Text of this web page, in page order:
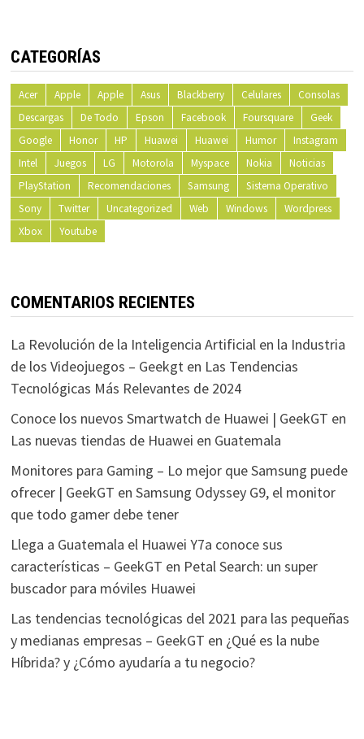
CATEGORÍAS
Acer Apple Apple Asus Blackberry Celulares
Consolas
Descargas
De Todo Epson Facebook Foursquare
Geek
Google
Honor HP Huawei Huawei Humor
Instagram
Intel
Juegos LG Motorola Myspace Nokia
Noticias
PlayStation
Recomendaciones Samsung
Sistema Operativo
Sony
Twitter Uncategorized Web Windows
Wordpress
Xbox
Youtube
COMENTARIOS RECIENTES
La Revolución de la Inteligencia Artificial en la Industria
de los Videojuegos – Geekgten Las Tendencias
Tecnológicas Más Relevantes de 2024
Conoce los nuevos Smartwatch de Huawei | GeekGT en
Las nuevas tiendas de Huawei en Guatemala
Monitores para Gaming – Lo mejor que Samsung puede
ofrecer | GeekGT en Samsung Odyssey G9, el monitor
que todo gamer debe tener
Llega a Guatemala el Huawei Y7a conoce sus
características – GeekGT en Petal Search: un super
buscador para móviles Huawei
Las tendencias tecnológicas del 2021 para las pequeñas
y medianas empresas – GeekGT en ¿Qué es la nube
Híbrida? y ¿Cómo ayudaría a tu negocio?